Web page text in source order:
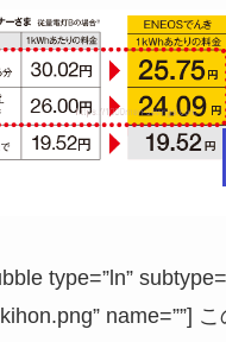
type=”ln”
name=””]